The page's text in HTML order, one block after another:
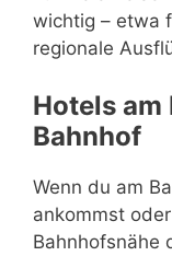
wichtig – etwa
regionale
Hotels am
Bahnhof
Wenn du am
ankommst
Bahnhofsnähe